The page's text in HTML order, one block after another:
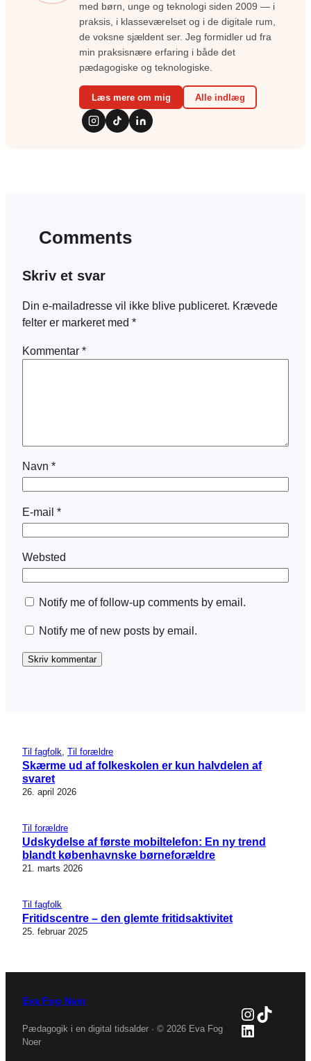
med børn, unge og teknologi siden 2009 — i
praksis, i klasseværelset og i de digitale rum,
de voksne sjældent ser. Jeg formidler ud fra
min praksisnære erfaring i både det
pædagogiske og teknologiske.
Læs mere om mig Alle indlæg
Comments
Skriv et svar
Din e-mailadresse vil ikke blive publiceret. Krævede
felter er markeret med *
Kommentar *
Navn *
E-mail *
Websted
Notify me of follow-up comments by email.
Notify me of new posts by email.
Til fagfolk Til forældre
Skærme ud af folkeskolen er kun halvdelen af
svaret
26. april 2026
Til forældre
Udskydelse af første mobiltelefon: En ny trend
blandt københavnske børneforældre
21. marts 2026
Til fagfolk
Fritidscentre – den glemte fritidsaktivitet
25. februar 2025
Eva Fog Noer
Pædagogik i en digital tidsalder · © 2026 Eva Fog
Noer
TikTok
LinkedIn